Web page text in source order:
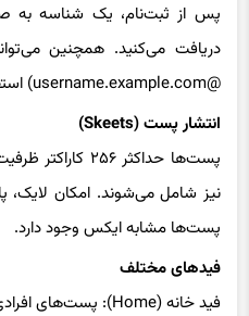
دریافت می‌کنید. همچنین
@username.example.com) استفاده کنید.
انتشار پست (Skeets)
پست‌ها حداکثر
پست‌ها مشابه ایکس وجود دارد.
فیدهای مختلف
فید خانه (Home): پست‌های افرادی که دنبال می‌کنید.